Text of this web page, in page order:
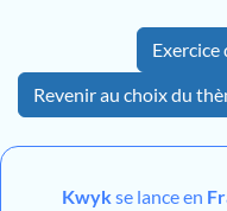
Revenir au choix du
Kwykse lance en